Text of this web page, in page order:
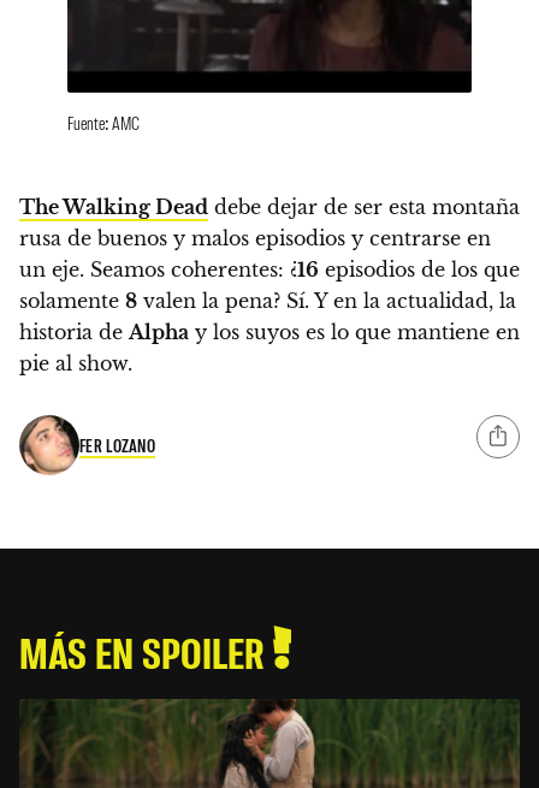
Fuente: AMC
The Walking Dead debe dejar de ser esta montaña
rusa de buenos y malos episodios y centrarse en
un eje. Seamos coherentes: ¿16 episodios de los que
solamente 8 valen la pena? Sí. Y en la actualidad, la
historia de Alpha y los suyos es lo que mantiene en
pie al show.
FER LOZANO
MÁS EN SPOILER